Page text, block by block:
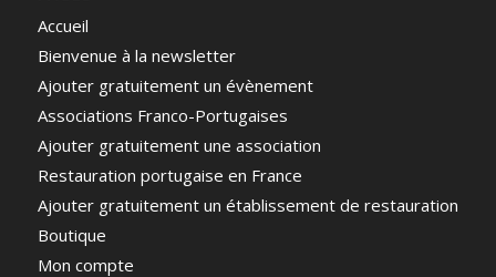
Accueil
Bienvenue à la newsletter
Ajouter gratuitement un évènement
Associations Franco-Portugaises
Ajouter gratuitement une association
Restauration portugaise en France
Ajouter gratuitement un établissement de restauration
Boutique
Mon compte